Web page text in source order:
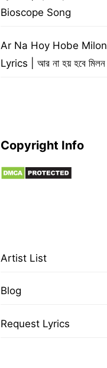
Bioscope Song
Ar Na Hoy Hobe Milon
Lyrics | আর না হয় হবে মিলন
Copyright Info
Artist List
Blog
Request Lyrics